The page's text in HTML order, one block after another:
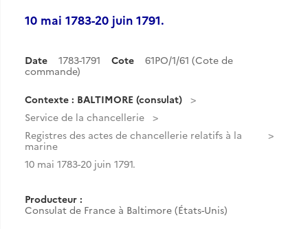
10 mai 1783-20 juin 1791.
Date 1783-1791 Cote
61PO/1/61 (Cote de
commande)
Contexte : BALTIMORE (consulat)
Service de la chancellerie
Registres des actes de chancellerie relatifs à la
marine
10 mai 1783-20 juin 1791.
Producteur :
Consulat de France à Baltimore (États-Unis)